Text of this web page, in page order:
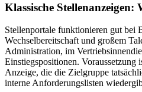
Klassische
Stellenportale funktionieren gut bei
Wechselbereitschaft und großem
Administration, im
Einstiegspositionen. Voraussetzung
Anzeige, die die Zielgruppe
interne Anforderungslisten